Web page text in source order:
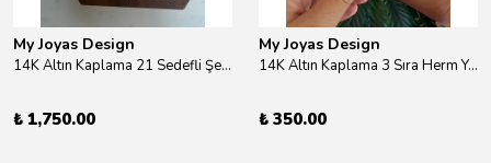
My Joyas Design
14K Altın Kaplama 21 Sedefli Şekiller Kolye 46cm
₺ 1,750.00
My Joyas Design
14K Altın Kaplama 3 Sıra Herm Yüzük Gold
₺ 350.00